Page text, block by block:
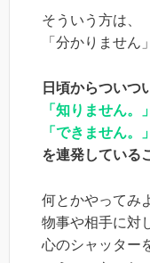
そういう方は、
「分かりません
日頃からついつ
「知りません。」
「できません。」
を連発している
何とかやってみ
物事や相手に対
心のシャッター